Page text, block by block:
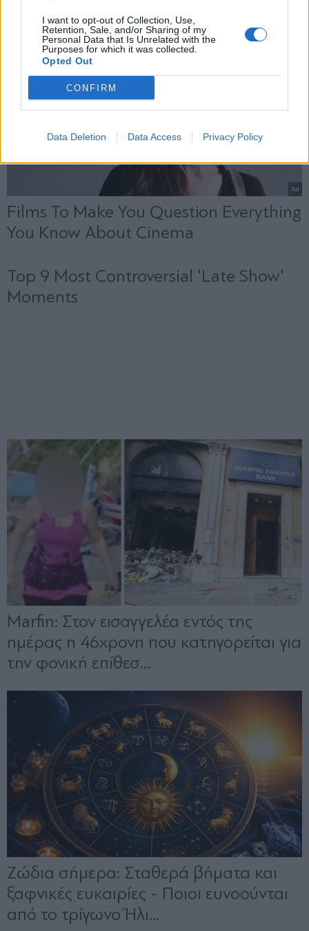
I want to opt-out of Collection, Use,
Retention, Sale, and/or Sharing of my
Personal Data that Is Unrelated with the
Purposes for which it was collected.
Opted Out
CONFIRM
Data Deletion Data Access Privacy Policy
X